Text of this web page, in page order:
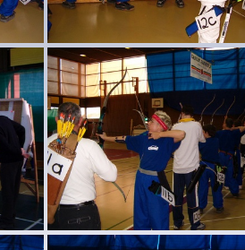
HPIM1025